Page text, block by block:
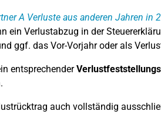
A Verluste aus anderen Jahren
ein Verlustabzug in der
ggf. das Vor-Vorjahr oder als
entsprechender
auch vollständig